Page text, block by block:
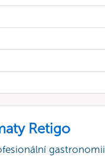
Retigo
gastronomii